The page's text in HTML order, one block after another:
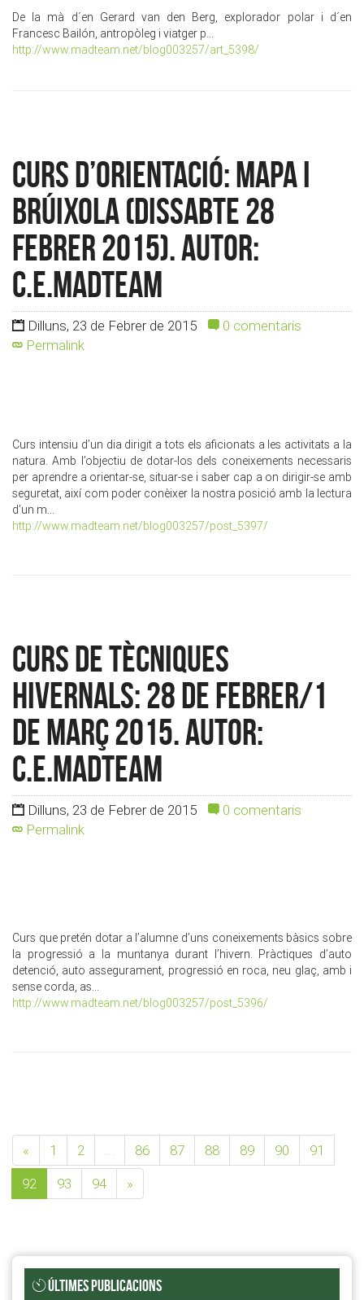
De la mà d´en Gerard van den Berg, explorador polar i d´en
Francesc Bailón, antropòleg i viatger p...
http://www.madteam.net/blog003257/art_5398/
Curs d’orientació: mapa i
brúixola (Dissabte 28
febrer 2015). Autor:
c.e.madteam
Dilluns, 23 de Febrer de 2015
0 comentaris
Permalink
Curs intensiu d’un dia dirigit a tots els aficionats a les activitats a la
natura. Amb l’objectiu de dotar-los dels coneixements necessaris
per aprendre a orientar-se, situar-se i saber cap a on dirigir-se amb
seguretat, així com poder conèixer la nostra posició amb la lectura
d’un m...
http://www.madteam.net/blog003257/post_5397/
CURS DE TÈCNIQUES
HIVERNALS: 28 DE FEBRER/1
DE MARÇ 2015. Autor:
c.e.madteam
Dilluns, 23 de Febrer de 2015
0 comentaris
Permalink
Curs que pretén dotar a l’alumne d’uns coneixements bàsics sobre
la progressió a la muntanya durant l’hivern. Pràctiques d’auto
detenció, auto assegurament, progressió en roca, neu glaç, amb i
sense corda, as...
http://www.madteam.net/blog003257/post_5396/
« 1 2 ... 86 87 88 89 90
91
92
93 94 »
ÚLTIMES PUBLICACIONS